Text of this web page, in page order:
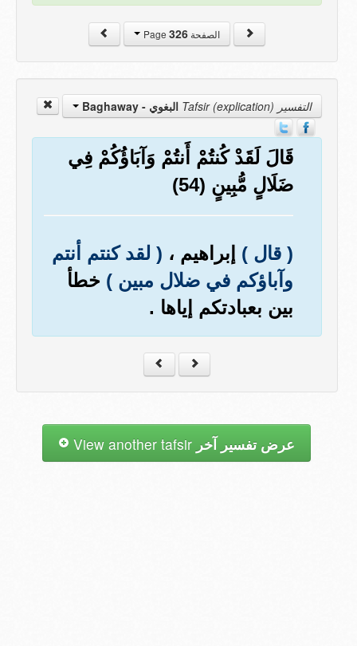
الصفحة Page326
التفسير Tafsir (explication) البغوي - Baghaway
قَالَ لَقَدْ كُنتُمْ أَنتُمْ وَآبَاؤُكُمْ فِي
ضَلَالٍ مُّبِينٍ (54)
( قال ) إبراهيم ، ( لقد كنتم أنتم
وآباؤكم في ضلال مبين ) خطأ
بين بعبادتكم إياها .
عرض تفسير آخر